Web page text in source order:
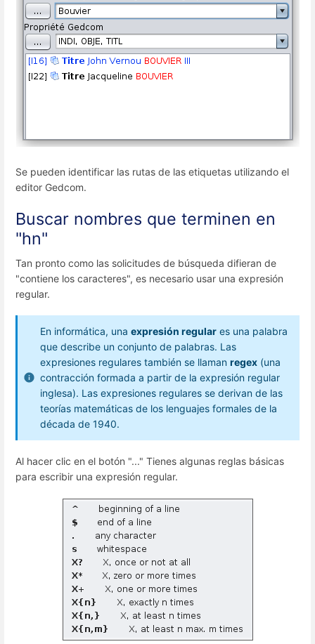
Se pueden identificar las rutas de las etiquetas utilizando el
editor Gedcom.
Buscar nombres que terminen en
"hn"
Tan pronto como las solicitudes de búsqueda difieran de
"contiene los caracteres", es necesario usar una expresión
regular.
En informática, una expresión regular es una palabra
que describe un conjunto de palabras. Las
expresiones regulares también se llaman regex (una
contracción formada a partir de la expresión regular
inglesa). Las expresiones regulares se derivan de las
teorías matemáticas de los lenguajes formales de la
década de 1940.
Al hacer clic en el botón "..." Tienes algunas reglas básicas
para escribir una expresión regular.